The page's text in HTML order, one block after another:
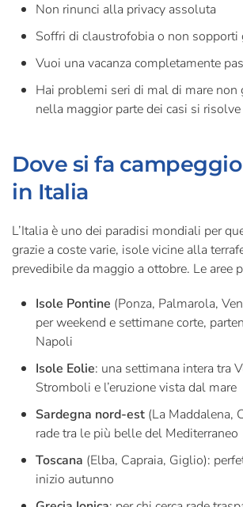
Non rinunci alla privacy assoluta
Soffri di claustrofobia o non sopporti
Vuoi una vacanza completamente
Hai problemi seri di mal di mare non
nella maggior parte dei casi si
Dove si fa
in Italia
L’Italia è uno dei paradisi mondiali per
grazie a coste varie, isole vicine alla
prevedibile da maggio a ottobre. Le aree
Isole Pontine (Ponza, Palmarola,
per weekend e settimane corte,
Napoli
Isole Eolie: una settimana intera tra
Stromboli e l’eruzione vista dal mare
Sardegna nord-est (La Maddalena,
rade tra le più belle del Mediterraneo
Toscana (Elba, Capraia, Giglio):
inizio autunno